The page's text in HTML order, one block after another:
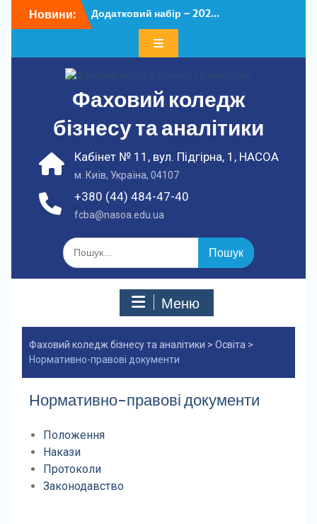
доНовини:
Додатковий набір – 202...
У ФКБА НАСОА
Фаховий коледж
бізнесу та аналітики
+380 (44) 484-47-40
fcba@nasoa.edu.ua
Кабінет № 11, вул. Підгірна, 1, НАСОА
м. Київ, Україна, 04107
Шукати:
Меню
Фаховий коледж бізнесу та аналітики > Освіта >
Нормативно-правові документи
Нормативно-правові документи
Положення
Накази
Протоколи
Законодавство